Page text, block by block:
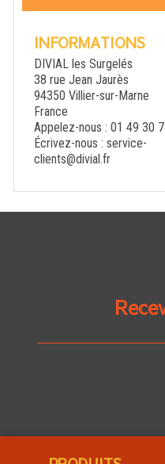
INFORMATIONS
DIVIAL les Surgelés
38 rue Jean Jaurès
94350 Villier-sur-Marne
France
Appelez-nous : 01 49 30
Écrivez-nous : service-
clients@divial.fr